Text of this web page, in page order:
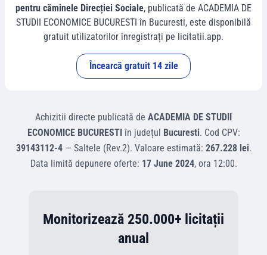
pentru căminele Direcției Sociale, publicată de ACADEMIA DE
STUDII ECONOMICE BUCURESTI în Bucuresti, este disponibilă
gratuit utilizatorilor înregistrați pe licitatii.app.
Încearcă gratuit 14 zile
Achizitii directe publicată de ACADEMIA DE STUDII
ECONOMICE BUCURESTIîn județul Bucuresti. Cod CPV:
39143112-4— Saltele (Rev.2). Valoare estimată: 267.228 lei.
Data limită depunere oferte: 17 June 2024, ora 12:00.
Monitorizează 250.000+ licitații
anual